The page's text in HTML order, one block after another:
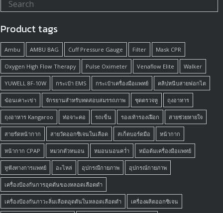
Product tags
Ambu AMBU BAG Cuff Pressure Gauge Filter Mask CPR
Oxygen High Flow Therapy Pulse Oximeter Venaflow Elite Walker
YUWELL 8F-10W กระเป๋า EMS กระเป๋าเครื่องมือแพทย์ คลิปหนีบสายฟอกไต
ฆ้อนเคาะเข่า จักรยานสำหรับทดสอบสมรรถภาพ ชุดตรวจหู ถุงอาหาร
ถุงอาหาร Kangaroo ท่อจาะคอ รถเข็น รองเท้ารองเฝือก สายช่วยหายใจ
สายรัดหน้ากาก สายวัดออกซิเจนในเลือด สเก็ตบอร์ดมือ หน้ากาก
หน้ากาก CPAP หมวกตัวหนอน หมอนนอนคว่ำ หม้อต้มเครื่องมือแพทย์
หูฟังทางการแพทย์ อะไหล่ อุปกรณืกายภาพ อุปกรณ์กายภาพ
เครื่องป้องกันการอุดตันของหลอดเลือดดำ
เครื่องป้องกันภาวะลิ่มเลือดอุดตันในหลอดเลือดดำ เครื่องผลิตออกซิเจน